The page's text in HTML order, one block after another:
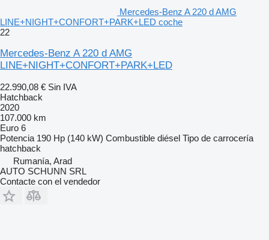
Mercedes-Benz A 220 d AMG
LINE+NIGHT+CONFORT+PARK+LED coche
22
Mercedes-Benz A 220 d AMG
LINE+NIGHT+CONFORT+PARK+LED
22.990,08 € Sin IVA
Hatchback
2020
107.000 km
Euro 6
Potencia 190 Hp (140 kW) Combustible diésel Tipo de carrocería
hatchback
Rumanía, Arad
AUTO SCHUNN SRL
Contacte con el vendedor